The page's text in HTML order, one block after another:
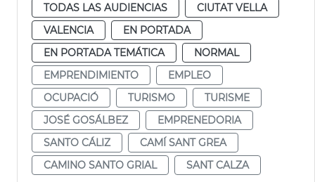
TODAS LAS AUDIENCIAS
CIUTAT VELLA
VALENCIA
EN PORTADA
EN PORTADA TEMÁTICA
NORMAL
EMPRENDIMIENTO
EMPLEO
OCUPACIÓ
TURISMO
TURISME
JOSÉ GOSÁLBEZ
EMPRENEDORIA
SANTO CÁLIZ
CAMÍ SANT GREA
CAMINO SANTO GRIAL
SANT CALZA